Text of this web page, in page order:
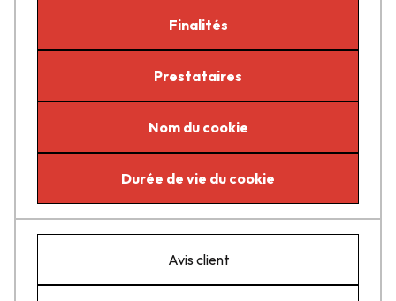
Finalités
Prestataires
Nom du cookie
Durée de vie du cookie
Avis client